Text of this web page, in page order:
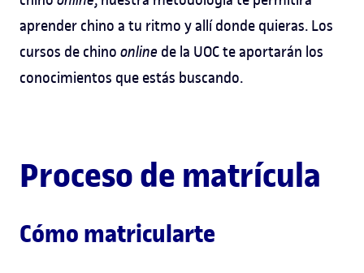
aprender chino a tu ritmo y allí donde quieras. Los
cursos de chino online de la UOC te aportarán los
conocimientos que estás buscando.
Proceso de matrícula
Cómo matricularte